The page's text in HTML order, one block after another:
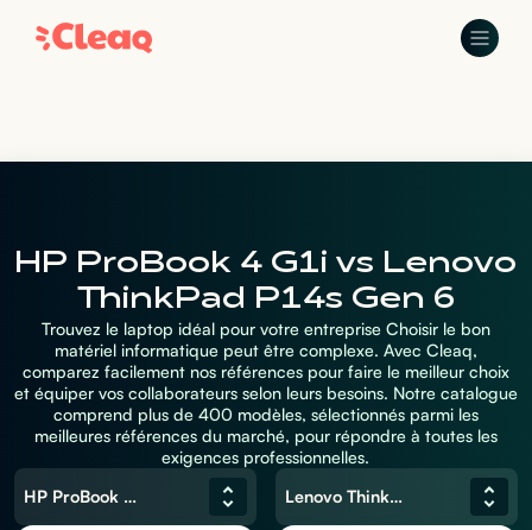
HP ProBook 4 G1i vs Lenovo
ThinkPad P14s Gen 6
Trouvez le laptop idéal pour votre entreprise Choisir le bon
matériel informatique peut être complexe. Avec Cleaq,
comparez facilement nos références pour faire le meilleur choix
et équiper vos collaborateurs selon leurs besoins. Notre catalogue
comprend plus de 400 modèles, sélectionnés parmi les
meilleures références du marché, pour répondre à toutes les
exigences professionnelles.
HP ProBook 4 G1i
Lenovo ThinkPad P14s Gen 6